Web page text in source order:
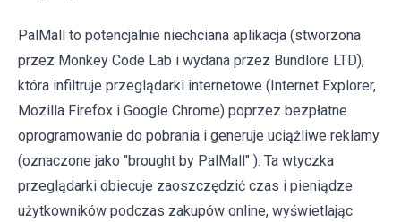
PalMall to potencjalnie niechciana aplikacja (stworzona
przez Monkey Code Lab i wydana przez Bundlore LTD),
która infiltruje przeglądarki internetowe (Internet Explorer,
Mozilla Firefox i Google Chrome) poprzez bezpłatne
oprogramowanie do pobrania i generuje uciążliwe reklamy
(oznaczone jako "brought by PalMall" ). Ta wtyczka
przeglądarki obiecuje zaoszczędzić czas i pieniądze
użytkowników podczas zakupów online, wyświetlając